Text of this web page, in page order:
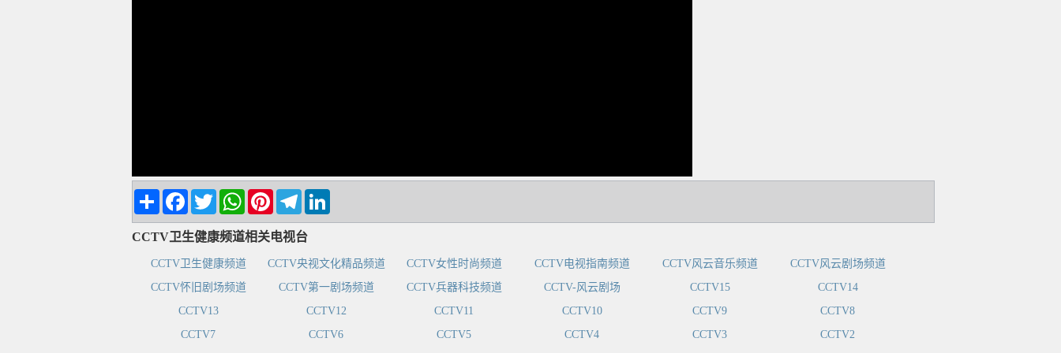
Share FacebookTwitter WhatsAppPinterest Telegram
CCTV卫生健康频道相关电视台
CCTV卫生健康频道 CCTV央视文化精品频道 CCTV女性时尚频道 CCTV电视指南频道 CCTV风云音乐频道
CCTV风云剧场频道
CCTV怀旧剧场频道
CCTV第一剧场频道 CCTV兵器科技频道 CCTV-风云剧场 CCTV15
CCTV14
CCTV13
CCTV12 CCTV11 CCTV10 CCTV9
CCTV8
CCTV7
CCTV6 CCTV5 CCTV4 CCTV3
CCTV2